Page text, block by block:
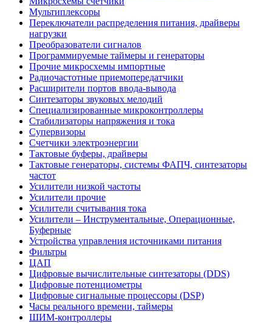
Мультиплексоры
Переключатели распределения питания, драйверы
нагрузки
Преобразователи сигналов
Программируемые таймеры и генераторы
Прочие микросхемы импортные
Радиочастотные приемопередатчики
Расширители портов ввода-вывода
Синтезаторы звуковых мелодий
Специализированные микроконтроллеры
Стабилизаторы напряжения и тока
Супервизоры
Счетчики электроэнергии
Тактовые буферы, драйверы
Тактовые генераторы, системы ФАПЧ, синтезаторы
частот
Усилители низкой частоты
Усилители прочие
Усилители считывания тока
Усилители – Инструментальные, Операционные,
Буферные
Устройства управления источниками питания
Фильтры
ЦАП
Цифровые вычислительные синтезаторы (DDS)
Цифровые потенциометры
Цифровые сигнальные процессоры (DSP)
Часы реального времени, таймеры
ШИМ-контроллеры